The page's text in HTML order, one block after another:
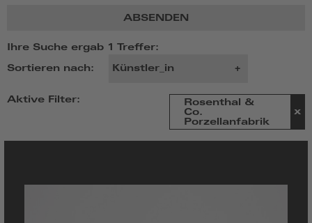
ABSENDEN
Ihre Suche ergab 1 Treffer:
Sortieren nach:
Aktive Filter:
Rosenthal &
Co.
Porzellanfabrik